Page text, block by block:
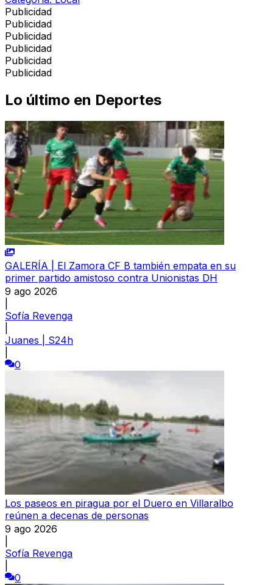
Publicidad
Publicidad
Publicidad
Publicidad
Publicidad
Publicidad
Lo último en Deportes
GALERÍA | El Zamora CF B también empata en su
primer partido amistoso contra Unionistas DH
9 ago 2026
Sofía Revenga
Juanes | S24h
0
Los paseos en piragua por el Duero en Villaralbo
reúnen a decenas de personas
9 ago 2026
Sofía Revenga
0